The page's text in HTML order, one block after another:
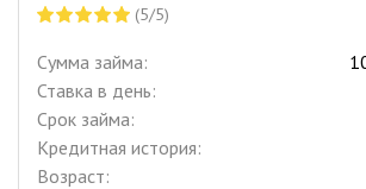
(5/5)
Сумма займа:
Ставка в день:
Срок займа:
Кредитная история:
Возраст: